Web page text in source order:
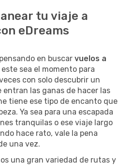
tu viaje a
eDreams
en buscar vuelos a
sea el momento para
con solo descubrir un
las ganas de hacer las
tiene ese tipo de encanto que
Ya sea para una escapada
tranquilas o ese viaje largo
hace rato, vale la pena
una vez.
una gran variedad de rutas y